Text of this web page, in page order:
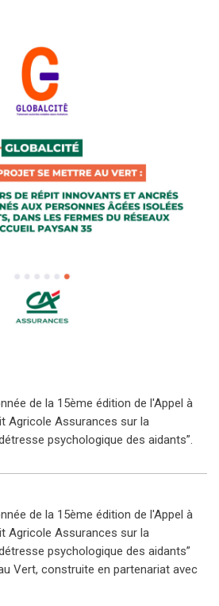
de la 15ème édition de l'Appel à
Agricole Assurances sur la
psychologique des aidants”.
de la 15ème édition de l'Appel à
Agricole Assurances sur la
psychologique des aidants”
Vert, construite en partenariat avec